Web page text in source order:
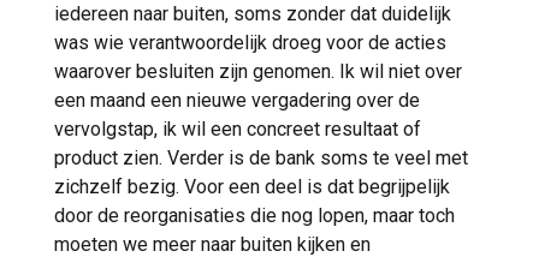
iedereen naar buiten, soms zonder dat duidelijk
was wie verantwoordelijk droeg voor de acties
waarover besluiten zijn genomen. Ik wil niet over
een maand een nieuwe vergadering over de
vervolgstap, ik wil een concreet resultaat of
product zien. Verder is de bank soms te veel met
zichzelf bezig. Voor een deel is dat begrijpelijk
door de reorganisaties die nog lopen, maar toch
moeten we meer naar buiten kijken en